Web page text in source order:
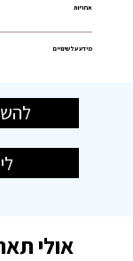
אחריות
מידע על שינויים
אולי